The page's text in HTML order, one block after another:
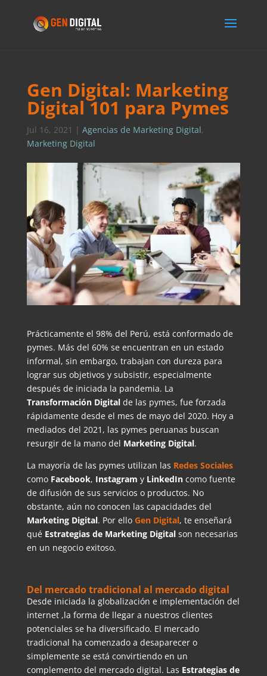
Gen Digital: Marketing
Digital 101 para Pymes
Jul 16, 2021 | Agencias de Marketing Digital,
Marketing Digital
Prácticamente el 98% del Perú, está conformado de
pymes. Más del 60% se encuentran en un estado
informal, sin embargo, trabajan con dureza para
lograr sus objetivos y subsistir, especialmente
después de iniciada la pandemia. La
Transformación Digital de las pymes, fue forzada
rápidamente desde el mes de mayo del 2020. Hoy a
mediados del 2021, las pymes peruanas buscan
resurgir de la mano del Marketing Digital.
La mayoría de las pymes utilizan las Redes Sociales
como Facebook, Instagram y LinkedIn como fuente
de difusión de sus servicios o productos. No
obstante, aún no conocen las capacidades del
Marketing Digital. Por ello Gen Digital, te enseñará
qué Estrategias de Marketing Digital son necesarias
en un negocio exitoso.
Del mercado tradicional al mercado digital
Desde iniciada la globalización e implementación del
internet ,la forma de llegar a nuestros clientes
potenciales se ha diversificado. El mercado
tradicional ha comenzado a desaparecer o
simplemente se está convirtiendo en un
complemento del mercado digital. Las Estrategias de